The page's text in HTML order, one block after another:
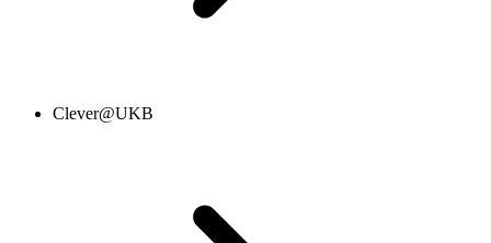
Clever@UKB